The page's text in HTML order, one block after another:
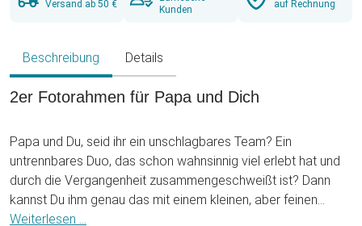
Versand ab 50 €
Kunden
auf Rechnung
Beschreibung Details
2er Fotorahmen für Papa und Dich
Papa und Du, seid ihr ein unschlagbares Team? Ein
untrennbares Duo, das schon wahnsinnig viel erlebt hat und
durch die Vergangenheit zusammengeschweißt ist? Dann
kannst Du ihm genau das mit einem kleinen, aber feinen
Präsent symbolisieren: dem 2er Fotorahmen für Papa und
Weiterlesen ...